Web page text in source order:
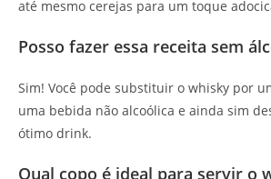
até mesmo cerejas para um toque
Posso fazer essa receita sem
Sim! Você pode substituir o whisky por
uma bebida não alcoólica e ainda sim
ótimo drink.
Qual copo é ideal para servir o